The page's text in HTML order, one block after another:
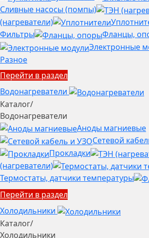
Сливные насосы (помпы)
(нагреватели)
Фильтры
Фланцы,
Электронные
Разное
Перейти в раздел
Водонагреватели
Каталог/
Водонагреватели
Аноды магниевые
Сетевой
Прокладки
(нагреватели)
Термостаты, датчики температуры
Перейти в раздел
Холодильники
Каталог/
Холодильники